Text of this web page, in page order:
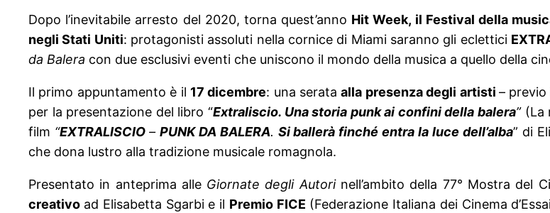
Dopo l’inevitabile arresto del 2020, torna quest’anno Hit Week, il Festival della
negli Stati Uniti: protagonisti assoluti nella cornice di Miami saranno gli eclettici
da Balera con due esclusivi eventi che uniscono il mondo della musica a quello della
Il primo appuntamento è il 17 dicembre: una serataalla presenza degli artisti – previo
per la presentazione del libro “Extraliscio. Una storia punk ai confini della balera”(La
film “EXTRALISCIO – PUNK DA BALERA. Si ballerà finché entra la luce dell’alba” di
che dona lustro alla tradizione musicale romagnola.
Presentato in anteprima alle Giornate degli Autori nell’ambito della 77° Mostra del
creativo ad Elisabetta Sgarbi e il Premio FICE (Federazione Italiana dei Cinema